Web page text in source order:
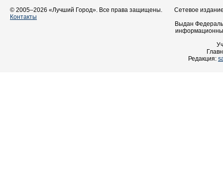
© 2005–2026 «Лучший Город». Все права защищены.
Контакты
Сетевое
Выдан
Редакция: